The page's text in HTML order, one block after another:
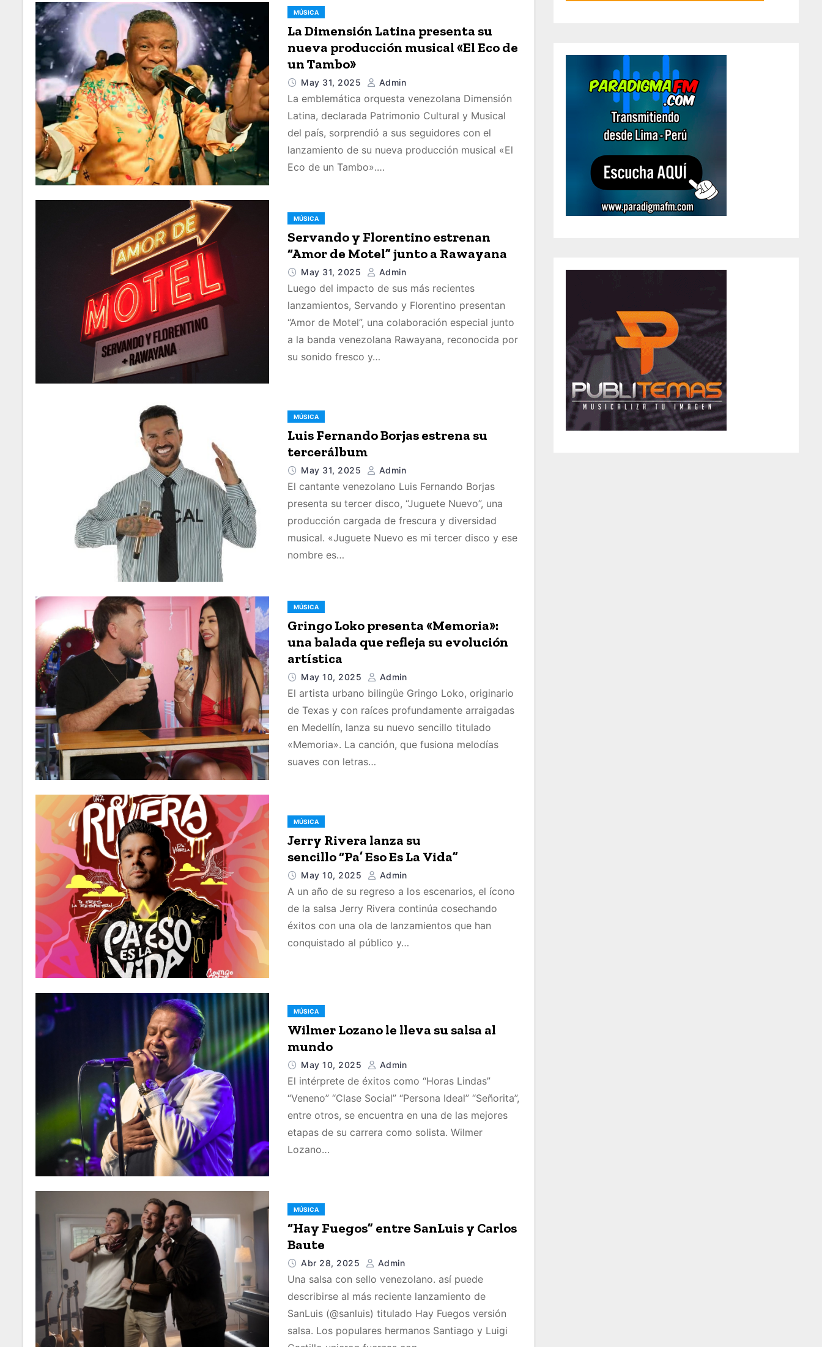
MÚSICA
La Dimensión Latina presenta su
nueva producción musical «El Eco de
un Tambo»
May 31, 2025 Admin
La emblemática orquesta venezolana Dimensión
Latina, declarada Patrimonio Cultural y Musical
del país, sorprendió a sus seguidores con el
lanzamiento de su nueva producción musical «El
Eco de un Tambo».…
MÚSICA
Servando y Florentino estrenan
“Amor de Motel” junto a Rawayana
May 31, 2025 Admin
Luego del impacto de sus más recientes
lanzamientos, Servando y Florentino presentan
“Amor de Motel”, una colaboración especial junto
a la banda venezolana Rawayana, reconocida por
su sonido fresco y…
MÚSICA
Luis Fernando Borjas estrena su
tercerálbum
May 31, 2025 Admin
El cantante venezolano Luis Fernando Borjas
presenta su tercer disco, “Juguete Nuevo”, una
producción cargada de frescura y diversidad
musical. «Juguete Nuevo es mi tercer disco y ese
nombre es…
MÚSICA
Gringo Loko presenta «Memoria»:
una balada que refleja su evolución
artística
May 10, 2025 Admin
El artista urbano bilingüe Gringo Loko, originario
de Texas y con raíces profundamente arraigadas
en Medellín, lanza su nuevo sencillo titulado
«Memoria». La canción, que fusiona melodías
suaves con letras…
MÚSICA
Jerry Rivera lanza su
sencillo “Pa’ Eso Es La Vida”
May 10, 2025 Admin
A un año de su regreso a los escenarios, el ícono
de la salsa Jerry Rivera continúa cosechando
éxitos con una ola de lanzamientos que han
conquistado al público y…
MÚSICA
Wilmer Lozano le lleva su salsa al
mundo
May 10, 2025 Admin
El intérprete de éxitos como “Horas Lindas”
“Veneno” “Clase Social” “Persona Ideal” “Señorita”,
entre otros, se encuentra en una de las mejores
etapas de su carrera como solista. Wilmer
Lozano…
MÚSICA
“Hay Fuegos” entre SanLuis y Carlos
Baute
Abr 28, 2025 Admin
Una salsa con sello venezolano. así puede
describirse al más reciente lanzamiento de
SanLuis (@sanluis) titulado Hay Fuegos versión
salsa. Los populares hermanos Santiago y Luigi